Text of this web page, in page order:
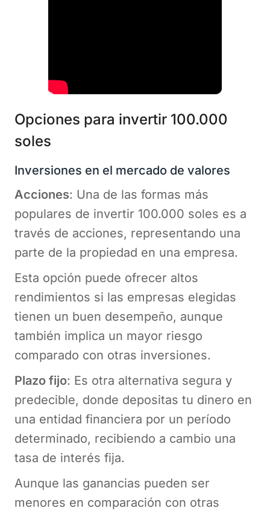
Opciones para invertir 100.000
soles
Inversiones en el mercado de valores
Acciones: Una de las formas más
populares de invertir 100.000 soles es a
través de acciones, representando una
parte de la propiedad en una empresa.
Esta opción puede ofrecer altos
rendimientos si las empresas elegidas
tienen un buen desempeño, aunque
también implica un mayor riesgo
comparado con otras inversiones.
Plazo fijo: Es otra alternativa segura y
predecible, donde depositas tu dinero en
una entidad financiera por un período
determinado, recibiendo a cambio una
tasa de interés fija.
Aunque las ganancias pueden ser
menores en comparación con otras